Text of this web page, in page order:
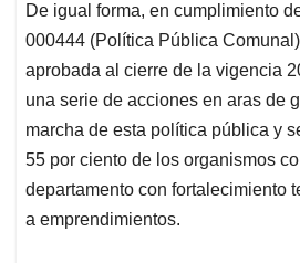
De igual forma, en cumplimiento
000444 (Política Pública
aprobada al cierre de la vigencia
una serie de acciones en aras de
marcha de esta política pública y
55 por ciento de los organismos
departamento con fortalecimiento
a emprendimientos.